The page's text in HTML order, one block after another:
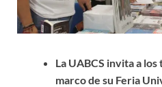
La UABCS invita a
marco de su Feria